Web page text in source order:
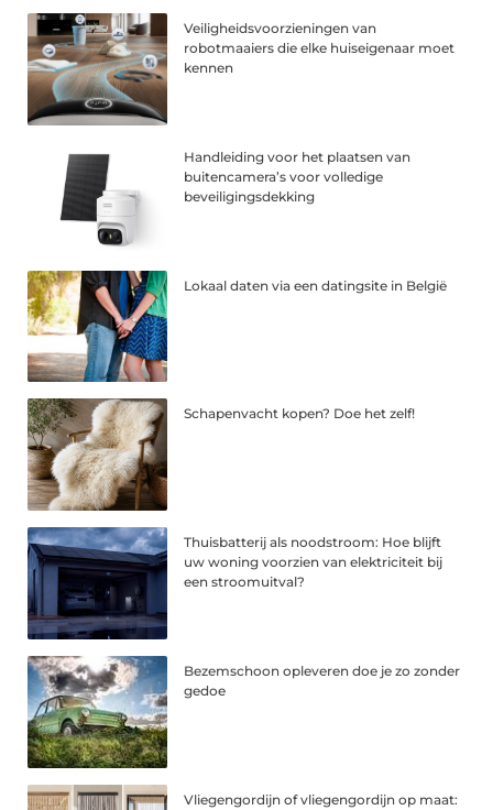
Veiligheidsvoorzieningen van
robotmaaiers die elke huiseigenaar moet
kennen
Handleiding voor het plaatsen van
buitencamera’s voor volledige
beveiligingsdekking
Lokaal daten via een datingsite in België
Schapenvacht kopen? Doe het zelf!
Thuisbatterij als noodstroom: Hoe blijft
uw woning voorzien van elektriciteit bij
een stroomuitval?
Bezemschoon opleveren doe je zo zonder
gedoe
Vliegengordijn of vliegengordijn op maat: